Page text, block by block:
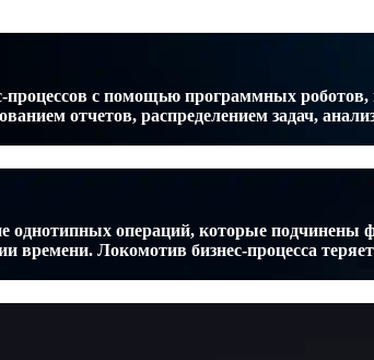
процессов с помощью программных
отчетов, распределением задач,
однотипных операций, которые
Локомотив бизнес-процесса